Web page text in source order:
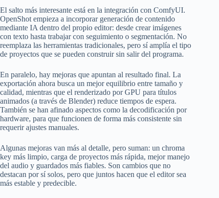
El salto más interesante está en la integración con ComfyUI.
OpenShot empieza a incorporar generación de contenido
mediante IA dentro del propio editor: desde crear imágenes
con texto hasta trabajar con seguimiento o segmentación. No
reemplaza las herramientas tradicionales, pero sí amplía el tipo
de proyectos que se pueden construir sin salir del programa.
En paralelo, hay mejoras que apuntan al resultado final. La
exportación ahora busca un mejor equilibrio entre tamaño y
calidad, mientras que el renderizado por GPU para títulos
animados (a través de Blender) reduce tiempos de espera.
También se han afinado aspectos como la decodificación por
hardware, para que funcionen de forma más consistente sin
requerir ajustes manuales.
Algunas mejoras van más al detalle, pero suman: un chroma
key más limpio, carga de proyectos más rápida, mejor manejo
del audio y guardados más fiables. Son cambios que no
destacan por sí solos, pero que juntos hacen que el editor sea
más estable y predecible.